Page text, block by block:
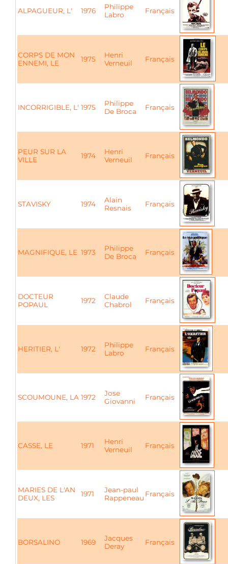
ALPAGUEUR, L' 1976
Philippe
Labro
Français
CORPS DE MON
ENNEMI, LE
1975
Henri
Verneuil
Français
INCORRIGIBLE, L' 1975
Philippe
De Broca
Français
PEUR SUR LA
VILLE
1974
Henri
Verneuil
Français
STAVISKY 1974
Alain
Resnais
Français
MAGNIFIQUE, LE 1973
Philippe
De Broca
Français
DOCTEUR
POPAUL
1972
Claude
Chabrol
Français
HERITIER, L' 1972
Philippe
Labro
Français
SCOUMOUNE, LA 1972
Jose
Giovanni
Français
CASSE, LE 1971
Henri
Verneuil
Français
MARIES DE L'AN
DEUX, LES
1971
Jean-paul
Rappeneau Français
BORSALINO 1969
Jacques
Deray
Français